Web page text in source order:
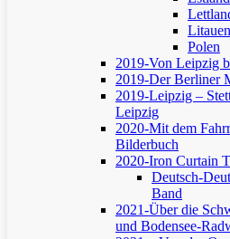
Litauen
Polen
2019-Von Leipzig
2019-Der Berliner
2019-Leipzig –
Leipzig
2020-Mit dem
Bilderbuch
2020-Iron Curtain
Deutsch-
Band
2021-Über die
und Bodensee-